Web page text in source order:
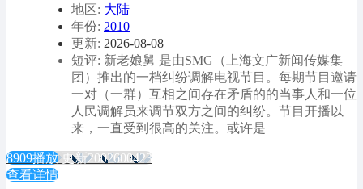
地区: 大陆
年份: 2010
更新: 2026-08-08
短评: 新老娘舅 是由SMG（上海文广新闻传媒集
团）推出的一档纠纷调解电视节目。每期节目邀请
一对（一群）互相之间存在矛盾的的当事人和一位
人民调解员来调节双方之间的纠纷。节目开播以
来，一直受到很高的关注。或许是
8909播放 更新2002600423
查看详情